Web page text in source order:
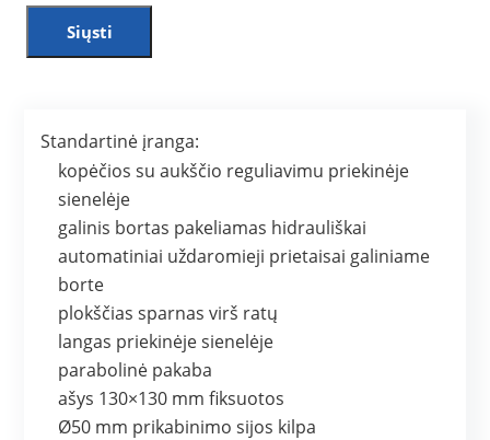
Siųsti
Standartinė įranga:
kopėčios su aukščio reguliavimu priekinėje
sienelėje
galinis bortas pakeliamas hidrauliškai
automatiniai uždaromieji prietaisai galiniame
borte
plokščias sparnas virš ratų
langas priekinėje sienelėje
parabolinė pakaba
ašys 130×130 mm fiksuotos
Ø50 mm prikabinimo sijos kilpa